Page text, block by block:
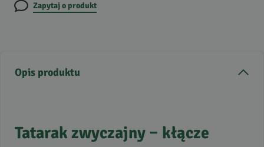
Zapytaj o produkt
Opis produktu
Tatarak zwyczajny – kłącze